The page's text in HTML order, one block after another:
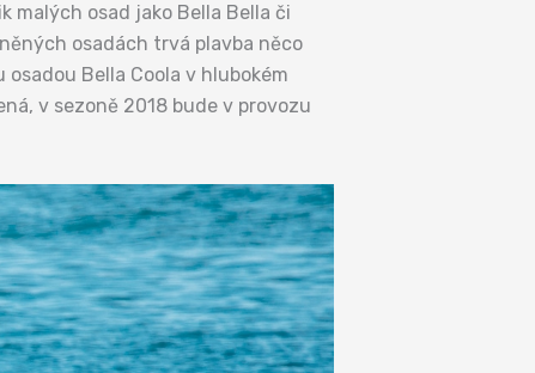
malých osad jako Bella Bella či
osadách trvá plavba něco
Bella Coola v hlubokém
v sezoně 2018 bude v provozu